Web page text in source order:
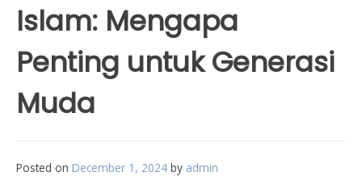
Islam: Mengapa
Penting untuk Generasi
Muda
Posted on December 1, 2024 by admin